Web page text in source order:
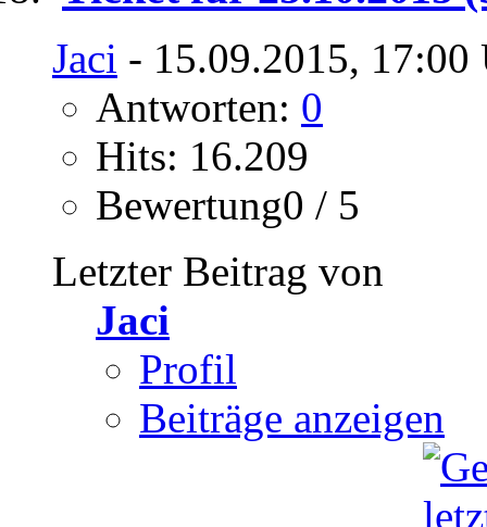
Jaci - 15.09.2015, 17:00
Antworten: 0
Hits: 16.209
Bewertung0 / 5
Letzter Beitrag von
Jaci
Profil
Beiträge anzeigen